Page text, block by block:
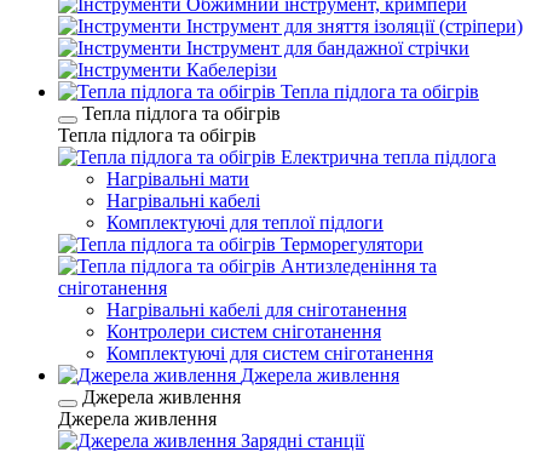
Обжимний інструмент, кримпери
Інструмент для зняття ізоляції (стріпери)
Інструмент для бандажної стрічки
Кабелерізи
Тепла підлога та обігрів
Тепла підлога та обігрів
Тепла підлога та обігрів
Електрична тепла підлога
Нагрівальні мати
Нагрівальні кабелі
Комплектуючі для теплої підлоги
Терморегулятори
Антизледеніння та
сніготанення
Нагрівальні кабелі для сніготанення
Контролери систем сніготанення
Комплектуючі для систем сніготанення
Джерела живлення
Джерела живлення
Джерела живлення
Зарядні станції